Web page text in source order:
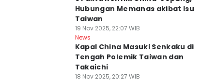
Hubungan Memanas akibat Isu
Taiwan
19 Nov 2025, 22:07 WIB
News
Kapal China Masuki Senkaku di
Tengah Polemik Taiwan dan
Takaichi
18 Nov 2025, 20:27 WIB